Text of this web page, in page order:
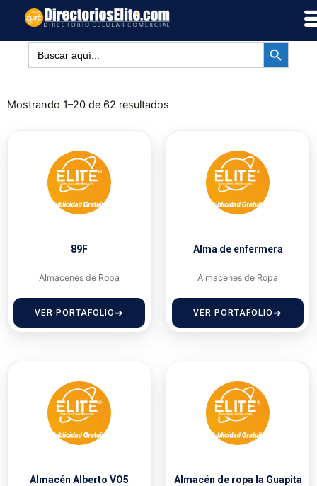
contenido
Buscar: BOTÓN DE
Mostrando 1–20 de 62 resultados
89F
Almacenes de Ropa
VER PORTAFOLIO
Alma de enfermera
Almacenes de Ropa
VER PORTAFOLIO
Almacén Alberto VO5 Almacén de ropa la Guapita